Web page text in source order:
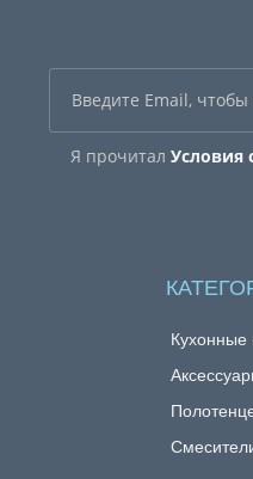
Я прочитал Условия
Кухонные